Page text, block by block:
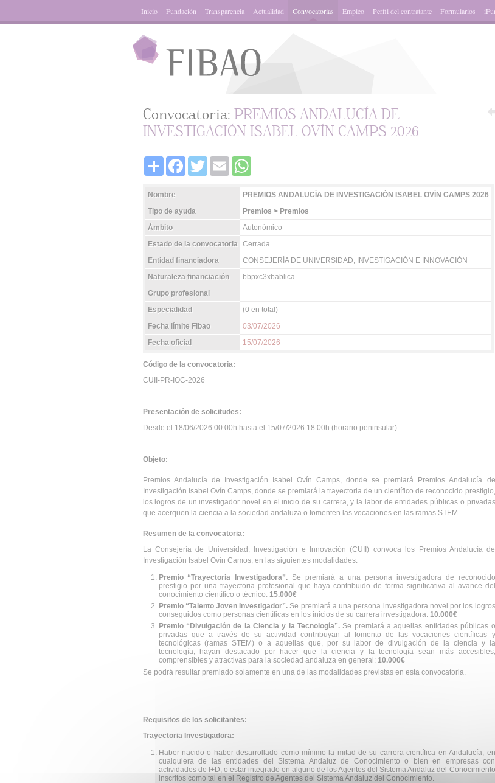
Inicio Fundación Transparencia Actualidad Convocatorias Empleo Perfil del contratante Formularios
Convocatoria: PREMIOS ANDALUCÍA DE
INVESTIGACIÓN ISABEL OVÍN CAMPS 2026
Share FacebookTwitter Email
Nombre
PREMIOS ANDALUCÍA DE INVESTIGACIÓN ISABEL OVÍN CAMPS 2026
Tipo de ayuda
Premios > Premios
Ámbito
Autonómico
Estado de la convocatoria
Cerrada
Entidad financiadora
CONSEJERÍA DE UNIVERSIDAD, INVESTIGACIÓN E INNOVACIÓN
Naturaleza financiación
bbpxc3xbablica
Grupo profesional
Especialidad
(0 en total)
Fecha límite Fibao
03/07/2026
Fecha oficial
15/07/2026
Código de la convocatoria:
CUII-PR-IOC-2026
Presentación de solicitudes:
Desde el 18/06/2026 00:00h hasta el 15/07/2026 18:00h (horario peninsular).
Objeto:
Premios Andalucía de Investigación Isabel Ovín Camps, donde se premiará Premios Andalucía de
Investigación Isabel Ovín Camps, donde se premiará la trayectoria de un científico de reconocido prestigio,
los logros de un investigador novel en el inicio de su carrera, y la labor de entidades públicas o privadas
que acerquen la ciencia a la sociedad andaluza o fomenten las vocaciones en las ramas STEM.
Resumen de la convocatoria:
La Consejería de Universidad; Investigación e Innovación (CUII) convoca los Premios Andalucía de
Investigación Isabel Ovín Camos, en las siguientes modalidades:
Premio “Trayectoria Investigadora”. Se premiará a una persona investigadora de reconocido
prestigio por una trayectoria profesional que haya contribuido de forma significativa al avance del
conocimiento científico o técnico: 15.000€
Premio “Talento Joven Investigador”. Se premiará a una persona investigadora novel por los logros
conseguidos como personas científicas en los inicios de su carrera investigadora: 10.000€
Premio “Divulgación de la Ciencia y la Tecnología”. Se premiará a aquellas entidades públicas o
privadas que a través de su actividad contribuyan al fomento de las vocaciones científicas y
tecnológicas (ramas STEM) o a aquellas que, por su labor de divulgación de la ciencia y la
tecnología, hayan destacado por hacer que la ciencia y la tecnología sean más accesibles,
comprensibles y atractivas para la sociedad andaluza en general: 10.000€
Se podrá resultar premiado solamente en una de las modalidades previstas en esta convocatoria.
Requisitos de los solicitantes:
Trayectoria Investigadora:
Haber nacido o haber desarrollado como mínimo la mitad de su carrera científica en Andalucía, en
cualquiera de las entidades del Sistema Andaluz de Conocimiento o bien en empresas con
actividades de I+D, o estar integrado en alguno de los Agentes del Sistema Andaluz del Conocimiento
inscritos como tal en el Registro de Agentes del Sistema Andaluz del Conocimiento.